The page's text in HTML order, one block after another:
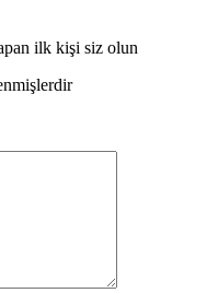
ilk kişi siz olun